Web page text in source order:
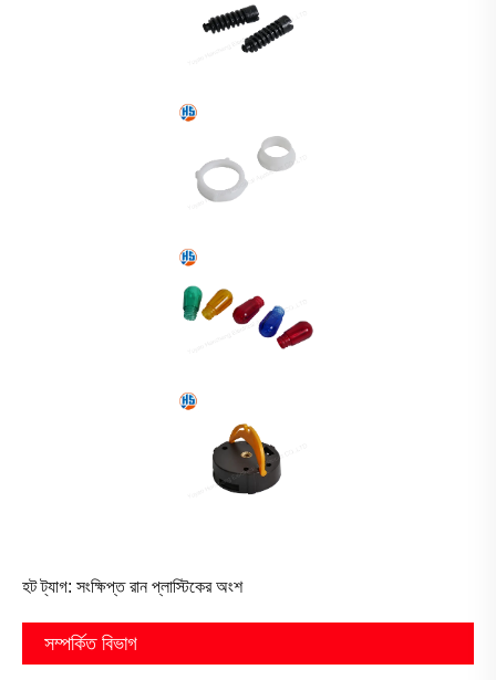
হট ট্যাগ: সংক্ষিপ্ত রান প্লাস্টিকের অংশ
সম্পর্কিত বিভাগ